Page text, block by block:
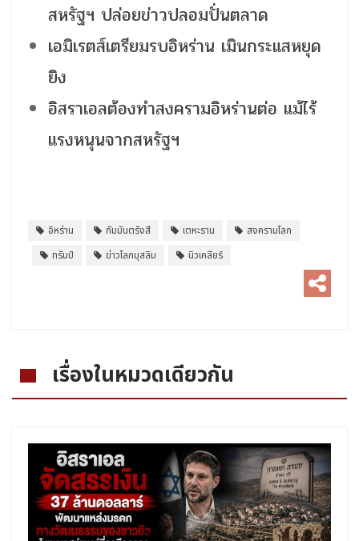
สหรัฐฯ ปล่อยข่าวปลอมปั่นตลาด
เอมิเรตส์เตรียมรบอิหร่าน เมินกระแสหยุด
ยิง
อิสราเอลต้องทำสงครามอิหร่านต่อ แม้ไร้
แรงหนุนจากสหรัฐฯ
อิหร่าน กัมมันตรังสี เตหะราน
สงครามโลก
ทรัมป์
ข่าวโลกมุสลิม นิวเคลียร์
เรื่องในหมวดเดียวกัน